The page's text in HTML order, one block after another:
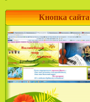
Кнопка сайта